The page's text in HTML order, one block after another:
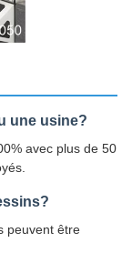
une usine?
avec plus de 50
peuvent être